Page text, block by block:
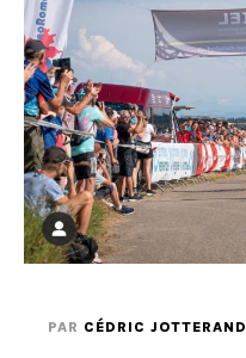
PAR CÉDRIC JOTTERAND